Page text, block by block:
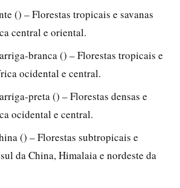
() – Florestas tropicais e savanas
central e oriental.
branca () – Florestas tropicais e
ocidental e central.
preta () – Florestas densas e
ocidental e central.
() – Florestas subtropicais e
da China, Himalaia e nordeste da